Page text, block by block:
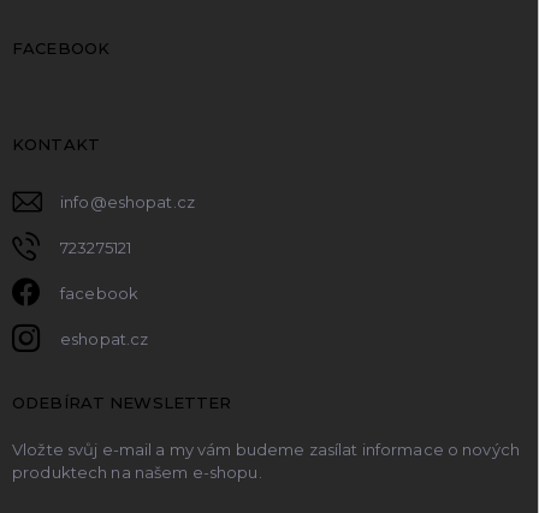
FACEBOOK
KONTAKT
info@eshopat.cz
723275121
facebook
eshopat.cz
ODEBÍRAT NEWSLETTER
Vložte svůj e-mail a my vám budeme zasílat informace o nových
produktech na našem e-shopu.